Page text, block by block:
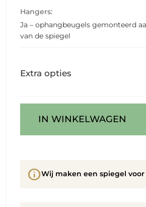
Hangers:
Ja – ophangbeugels gemonteerd
van de spiegel
Extra opties
IN WINKELWAGEN
infoWij maken een spiegel voor